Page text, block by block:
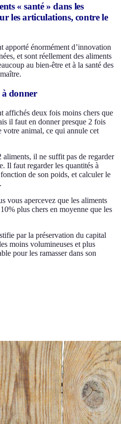
« santé » dans les
les articulations, contre le
apporté énormément d’innovation
et sont réellement des aliments
au bien-être et à la santé des
à donner
affichés deux fois moins chers que
il faut en donner presque 2 fois
animal, ce qui annule cet
il ne suffit pas de regarder
Il faut regarder les quantités à
de son poids, et calculer le
vous apercevez que les aliments
plus chers en moyenne que les
par la préservation du capital
moins volumineuses et plus
pour les ramasser dans son